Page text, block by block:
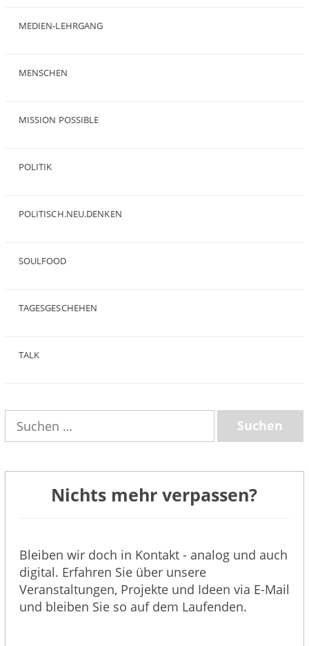
MEDIEN-LEHRGANG
MENSCHEN
MISSION POSSIBLE
POLITIK
POLITISCH.NEU.DENKEN
SOULFOOD
TAGESGESCHEHEN
TALK
nach:
Nichts mehr verpassen?
Bleiben wir doch in Kontakt - analog und auch
digital. Erfahren Sie über unsere
Veranstaltungen, Projekte und Ideen via E-Mail
und bleiben Sie so auf dem Laufenden.